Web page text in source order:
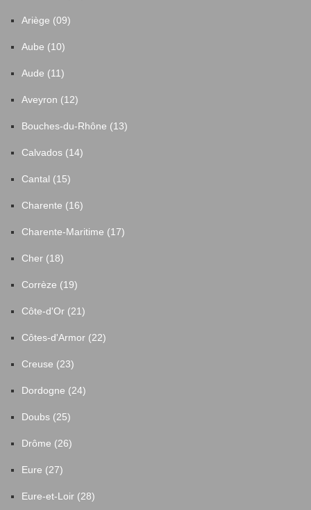
Ariège (09)
Aube (10)
Aude (11)
Aveyron (12)
Bouches-du-Rhône (13)
Calvados (14)
Cantal (15)
Charente (16)
Charente-Maritime (17)
Cher (18)
Corrèze (19)
Côte-d'Or (21)
Côtes-d'Armor (22)
Creuse (23)
Dordogne (24)
Doubs (25)
Drôme (26)
Eure (27)
Eure-et-Loir (28)